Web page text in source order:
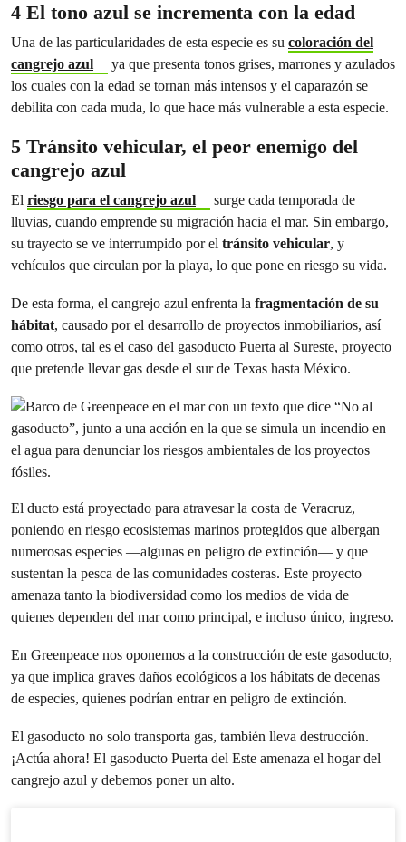
4 El tono azul se incrementa con la edad
Una de las particularidades de esta especie es su coloración del
cangrejo azul
ya que presenta tonos grises, marrones y azulados
los cuales con la edad se tornan más intensos y el caparazón se
debilita con cada muda, lo que hace más vulnerable a esta especie.
5 Tránsito vehicular, el peor enemigo del
cangrejo azul
El riesgo para el cangrejo azul
surge cada temporada de
lluvias, cuando emprende su migración hacia el mar. Sin embargo,
su trayecto se ve interrumpido por el tránsito vehicular, y
vehículos que circulan por la playa, lo que pone en riesgo su vida.
De esta forma, el cangrejo azul enfrenta la fragmentación de su
hábitat, causado por el desarrollo de proyectos inmobiliarios, así
como otros, tal es el caso del gasoducto Puerta al Sureste, proyecto
que pretende llevar gas desde el sur de Texas hasta México.
El ducto está proyectado para atravesar la costa de Veracruz,
poniendo en riesgo ecosistemas marinos protegidos que albergan
numerosas especies —algunas en peligro de extinción— y que
sustentan la pesca de las comunidades costeras. Este proyecto
amenaza tanto la biodiversidad como los medios de vida de
quienes dependen del mar como principal, e incluso único, ingreso.
En Greenpeace nos oponemos a la construcción de este gasoducto,
ya que implica graves daños ecológicos a los hábitats de decenas
de especies, quienes podrían entrar en peligro de extinción.
El gasoducto no solo transporta gas, también lleva destrucción.
¡Actúa ahora! El gasoducto Puerta del Este amenaza el hogar del
cangrejo azul y debemos poner un alto.